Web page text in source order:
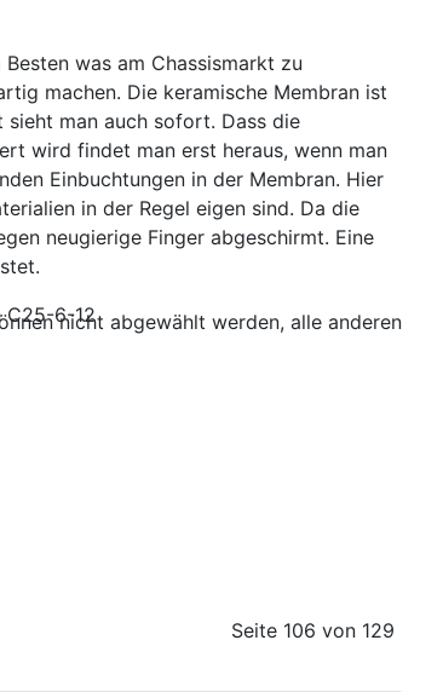
was am Chassismarkt zu
machen. Die keramische Membran ist
sieht man auch sofort. Dass die
wird findet man erst heraus, wenn man
Einbuchtungen in der Membran. Hier
in der Regel eigen sind. Da die
neugierige Finger abgeschirmt. Eine
C25-6-12
Seite 106 von 129
nicht abgewählt werden, alle anderen